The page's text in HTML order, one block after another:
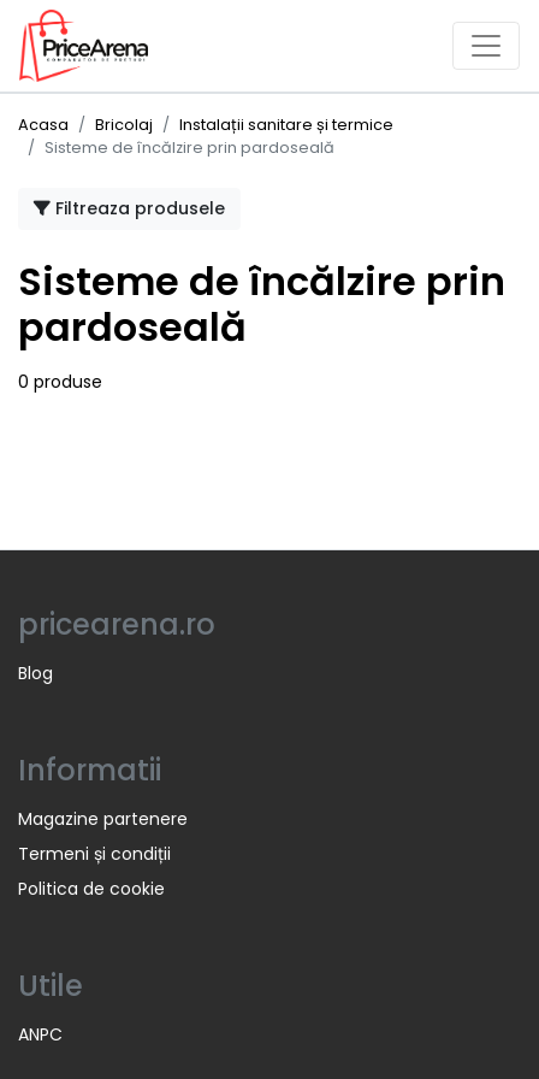
Acasa Bricolaj
Instalații sanitare și termice
Sisteme de încălzire prin pardoseală
Filtreaza produsele
Sisteme de încălzire prin
pardoseală
0 produse
pricearena.ro
Blog
Informatii
Magazine partenere
Termeni și condiții
Politica de cookie
Utile
ANPC